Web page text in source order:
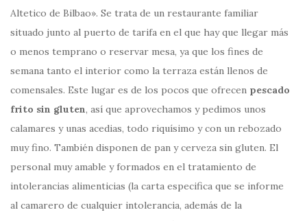
Altetico de Bilbao». Se trata de un restaurante familiar
situado junto al puerto de tarifa en el que hay que llegar más
o menos temprano o reservar mesa, ya que los fines de
semana tanto el interior como la terraza están llenos de
comensales. Este lugar es de los pocos que ofrecen pescado
frito sin gluten, así que aprovechamos y pedimos unos
calamares y unas acedias, todo riquísimo y con un rebozado
muy fino. También disponen de pan y cerveza sin gluten. El
personal muy amable y formados en el tratamiento de
intolerancias alimenticias (la carta especifica que se informe
al camarero de cualquier intolerancia, además de la